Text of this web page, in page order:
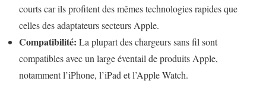
courts car ils profitent des mêmes technologies rapides que
celles des adaptateurs secteurs Apple.
Compatibilité: La plupart des chargeurs sans fil sont
compatibles avec un large éventail de produits Apple,
notamment l’iPhone, l’iPad et l’Apple Watch.